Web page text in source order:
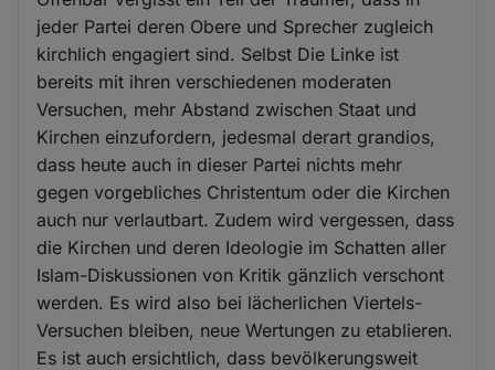
jeder Partei deren Obere und Sprecher zugleich
kirchlich engagiert sind. Selbst Die Linke ist
bereits mit ihren verschiedenen moderaten
Versuchen, mehr Abstand zwischen Staat und
Kirchen einzufordern, jedesmal derart grandios,
dass heute auch in dieser Partei nichts mehr
gegen vorgebliches Christentum oder die Kirchen
auch nur verlautbart. Zudem wird vergessen, dass
die Kirchen und deren Ideologie im Schatten aller
Islam-Diskussionen von Kritik gänzlich verschont
werden. Es wird also bei lächerlichen Viertels-
Versuchen bleiben, neue Wertungen zu etablieren.
Es ist auch ersichtlich, dass bevölkerungsweit